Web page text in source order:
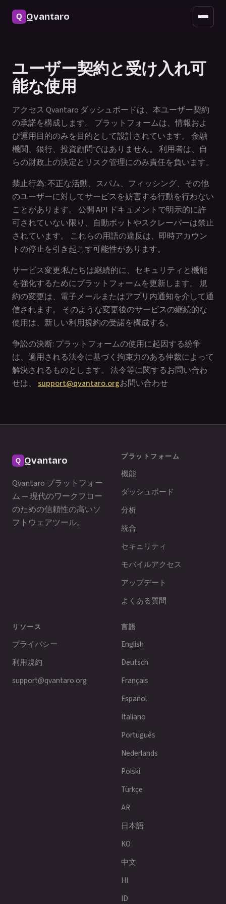
Qvantaro
モバイルアクセス
よくある質問
ユーザー契約と受け入れ可
能な使用
アクセス Qvantaro ダッシュボードは、本ユーザー契約
の承諾を構成します。 プラットフォームは、情報およ
び運用目的のみを目的として設計されています。 金融
機関、銀行、投資顧問ではありません。 利用者は、自
らの財政上の決定とリスク管理にのみ責任を負います。
禁止行為: 不正な活動、スパム、フィッシング、その他
のユーザーに対してサービスを妨害する行動を行わない
ことがあります。 公開 API ドキュメントで明示的に許
可されていない限り、自動ボットやスクレーパーは禁止
されています。 これらの用語の違反は、即時アカウン
トの停止を引き起こす可能性があります。
サービス変更:私たちは継続的に、セキュリティと機能
を強化するためにプラットフォームを更新します。 規
約の変更は、電子メールまたはアプリ内通知を介して通
信されます。 そのような変更後のサービスの継続的な
使用は、新しい利用規約の受諾を構成する。
争訟の決断: プラットフォームの使用に起因する紛争
は、適用される法令に基づく拘束力のある仲裁によって
解決されるものとします。 法令等に関するお問い合わ
せは、 support@qvantaro.orgお問い合わせ
Qvantaro
Qvantaro プラットフォー
ム — 現代のワークフロー
のための信頼性の高いソ
フトウェアツール。
プラットフォーム
機能
ダッシュボード
分析
統合
セキュリティ
モバイルアクセス
アップデート
よくある質問
リソース
プライバシー
利用規約
support@qvantaro.org
言語
English
Deutsch
Français
Español
Italiano
Português
Nederlands
Polski
Türkçe
AR
日本語
KO
中文
HI
ID